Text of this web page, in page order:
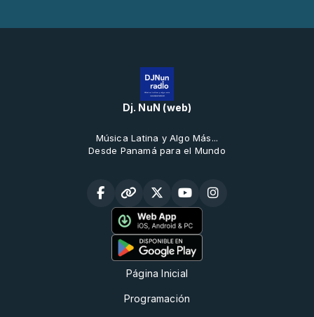
Dj. NuN (web)
Música Latina y Algo Más...
Desde Panamá para el Mundo
Página Inicial
Programación